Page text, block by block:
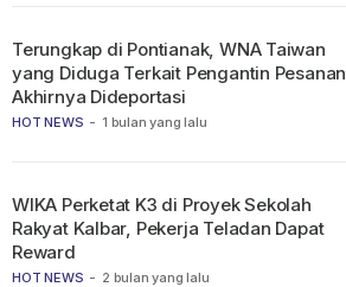
HOT NEWS - 1 bulan yang lalu
Terungkap di Pontianak, WNA Taiwan
yang Diduga Terkait Pengantin Pesanan
Akhirnya Dideportasi
HOT NEWS - 2 bulan yang lalu
WIKA Perketat K3 di Proyek Sekolah
Rakyat Kalbar, Pekerja Teladan Dapat
Reward